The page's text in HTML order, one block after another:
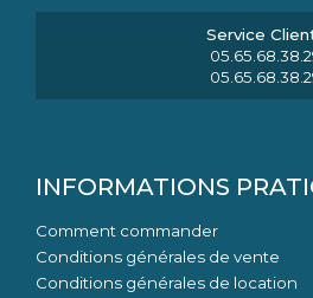
INFORMATIONS
Comment commander
Conditions générales de vente
Conditions générales de location